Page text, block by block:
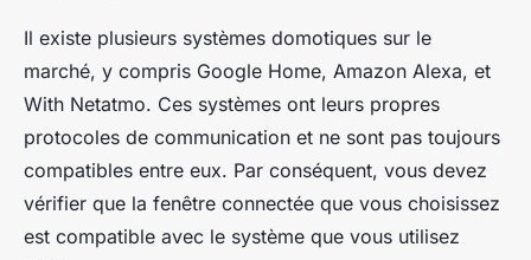
Il existe plusieurs systèmes domotiques sur le
marché, y compris Google Home, Amazon Alexa, et
With Netatmo. Ces systèmes ont leurs propres
protocoles de communication et ne sont pas toujours
compatibles entre eux. Par conséquent, vous devez
vérifier que la fenêtre connectée que vous choisissez
est compatible avec le système que vous utilisez